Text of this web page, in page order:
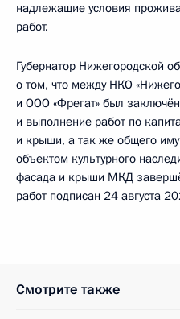
надлежащие условия
работ.
Губернатор Нижегородской
о том, что между НКО
и ООО «Фрегат» был
и выполнение работ по
и крыши, а так же общего
объектом культурного
фасада и крыши МКД
работ подписан 24 августа
Смотрите также